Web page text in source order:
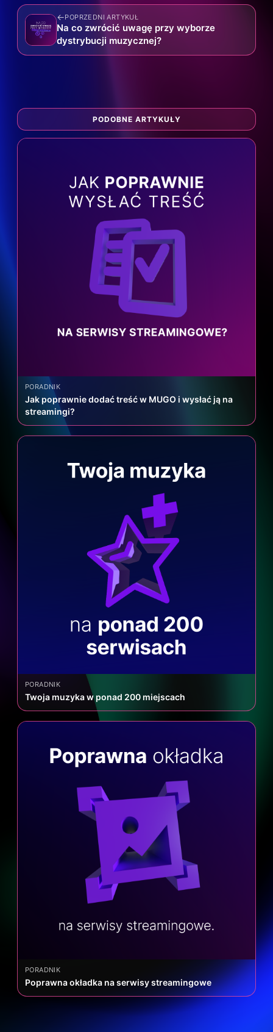
←POPRZEDNI ARTYKUŁ
Na co zwrócić uwagę przy wyborze
dystrybucji muzycznej?
PODOBNE ARTYKUŁY
PORADNIK
Jak poprawnie dodać treść w MUGO i wysłać ją na
streamingi?
PORADNIK
Twoja muzyka w ponad 200 miejscach
PORADNIK
Poprawna okładka na serwisy streamingowe